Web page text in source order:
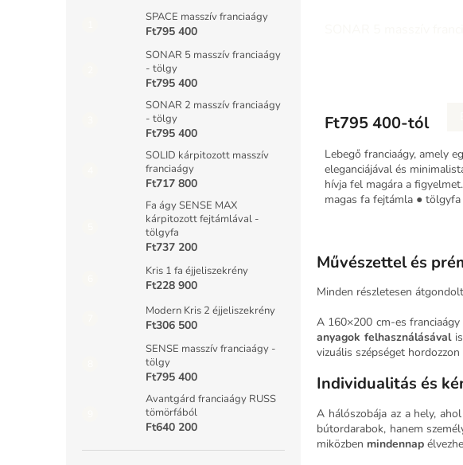
SPACE masszív franciaágy
Ft795 400
SONAR 5 masszív franciaágy
- tölgy
Ft795 400
SONAR 2 masszív franciaágy
- tölgy
Ft795 400
SOLID kárpitozott masszív
franciaágy
Ft717 800
Fa ágy SENSE MAX
kárpitozott fejtámlával -
tölgyfa
Ft737 200
Kris 1 fa éjjeliszekrény
Ft228 900
Modern Kris 2 éjjeliszekrény
Ft306 500
SENSE masszív franciaágy -
tölgy
Ft795 400
Avantgárd franciaágy RUSS
tömörfából
Ft640 200
Ft795 400-tól
Lebegő franciaágy, amely
eleganciájával és
hívja fel magára a
magas fa fejtámla ● tölgyfa
Művészettel és
Minden részletesen
A 160×200 cm-es
anyagok felhasználásával
vizuális szépséget
Individualitás és
A hálószobája az a hely,
bútordarabok, hanem
miközben mindennap